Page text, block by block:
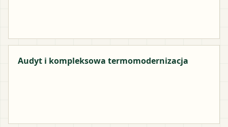
Audyt i kompleksowa termomodernizacja